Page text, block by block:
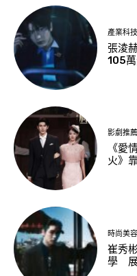
產業科技
張淩
105
影劇推薦
《愛
火》
時尚美容
崔秀
學 展